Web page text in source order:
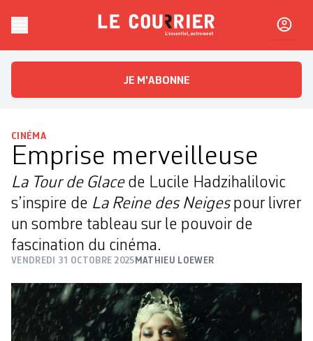
Le CourrierL'essentiel, autrement
JE M'ABONNE
CINÉMA
Emprise merveilleuse
La Tour de Glacede Lucile Hadzihalilovic
s’inspire de La Reine des Neigespour livrer
un sombre tableau sur le pouvoir de
fascination du cinéma.
VENDREDI 31 OCTOBRE 2025 MATHIEU LOEWER